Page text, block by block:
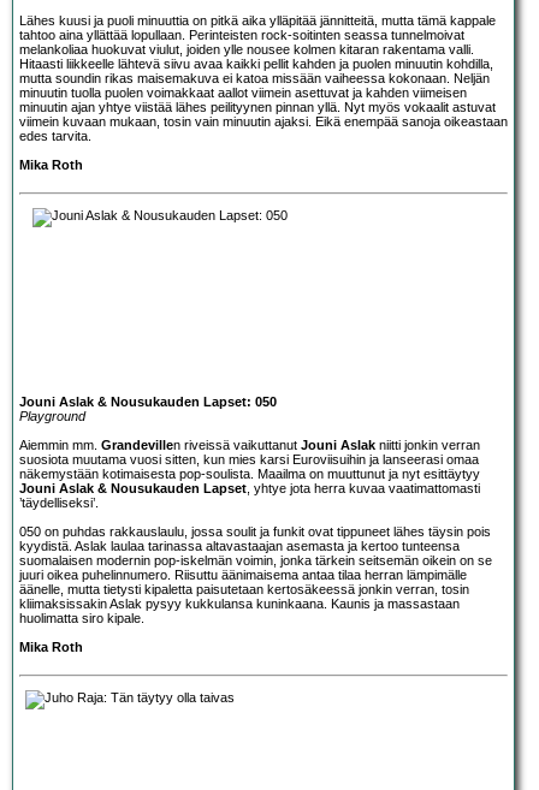
Lähes kuusi ja puoli minuuttia on pitkä aika ylläpitää jännitteitä, mutta tämä kappale
tahtoo aina yllättää lopullaan. Perinteisten rock-soitinten seassa tunnelmoivat
melankoliaa huokuvat viulut, joiden ylle nousee kolmen kitaran rakentama valli.
Hitaasti liikkeelle lähtevä siivu avaa kaikki pellit kahden ja puolen minuutin kohdilla,
mutta soundin rikas maisemakuva ei katoa missään vaiheessa kokonaan. Neljän
minuutin tuolla puolen voimakkaat aallot viimein asettuvat ja kahden viimeisen
minuutin ajan yhtye viistää lähes peilityynen pinnan yllä. Nyt myös vokaalit astuvat
viimein kuvaan mukaan, tosin vain minuutin ajaksi. Eikä enempää sanoja oikeastaan
edes tarvita.
Mika Roth
Jouni Aslak & Nousukauden Lapset: 050
Playground
Aiemmin mm. Grandevillen riveissä vaikuttanut Jouni Aslak niitti jonkin verran
suosiota muutama vuosi sitten, kun mies karsi Euroviisuihin ja lanseerasi omaa
näkemystään kotimaisesta pop-soulista. Maailma on muuttunut ja nyt esittäytyy
Jouni Aslak & Nousukauden Lapset , yhtye jota herra kuvaa vaatimattomasti
’täydelliseksi’.
050 on puhdas rakkauslaulu, jossa soulit ja funkit ovat tippuneet lähes täysin pois
kyydistä. Aslak laulaa tarinassa altavastaajan asemasta ja kertoo tunteensa
suomalaisen modernin pop-iskelmän voimin, jonka tärkein seitsemän oikein on se
juuri oikea puhelinnumero. Riisuttu äänimaisema antaa tilaa herran lämpimälle
äänelle, mutta tietysti kipaletta paisutetaan kertosäkeessä jonkin verran, tosin
kliimaksissakin Aslak pysyy kukkulansa kuninkaana. Kaunis ja massastaan
huolimatta siro kipale.
Mika Roth